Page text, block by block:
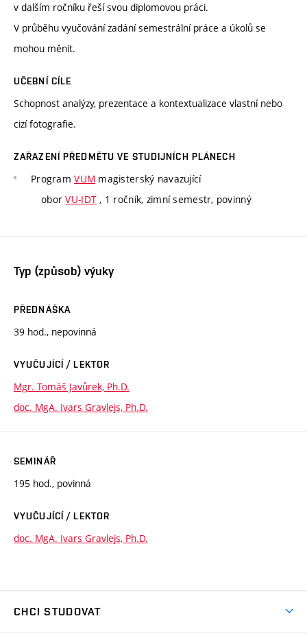
v dalším ročníku řeší svou diplomovou práci.
V průběhu vyučování zadání semestrální práce a úkolů se
mohou měnit.
UČEBNÍ CÍLE
Schopnost analýzy, prezentace a kontextualizace vlastní nebo
cizí fotografie.
ZAŘAZENÍ PŘEDMĚTU VE STUDIJNÍCH PLÁNECH
ProgramVUM magisterský navazující
oborVU-IDT , 1 ročník, zimní semestr, povinný
Typ (způsob) výuky
PŘEDNÁŠKA
39 hod., nepovinná
VYUČUJÍCÍ / LEKTOR
Mgr. Tomáš Javůrek, Ph.D.
doc. MgA. Ivars Gravlejs, Ph.D.
SEMINÁŘ
195 hod., povinná
VYUČUJÍCÍ / LEKTOR
doc. MgA. Ivars Gravlejs, Ph.D.
CHCI STUDOVAT